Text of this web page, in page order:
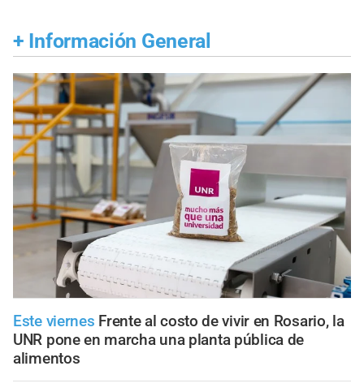
+ Información General
Este viernes Frente al costo de vivir en Rosario, la
UNR pone en marcha una planta pública de
alimentos